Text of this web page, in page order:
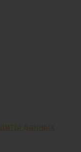
данных